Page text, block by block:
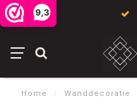
9,3
Home / Wanddecoratie